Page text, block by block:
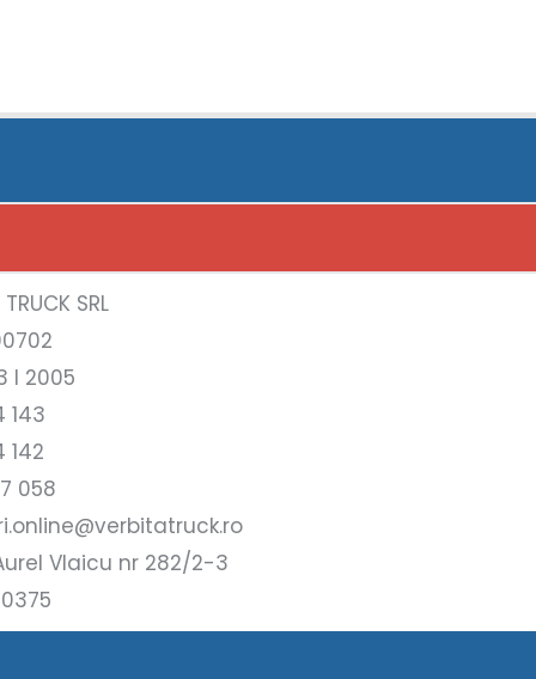
SRL
l 2005
143
142
058
Vlaicu nr 282/2-3